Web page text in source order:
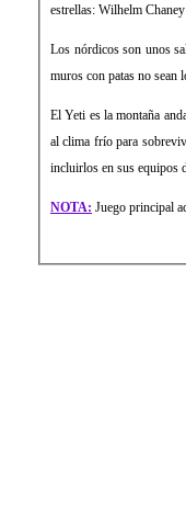
estrellas: Wilhelm
Los nórdicos son unos
muros con patas no sean
El Yeti es la montaña
al clima frío para
incluirlos en sus equipos
NOTA: Juego principal